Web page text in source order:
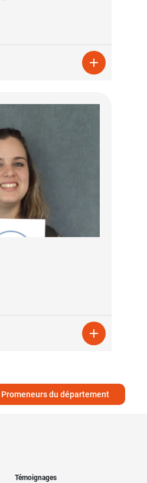


du département
Témoignages